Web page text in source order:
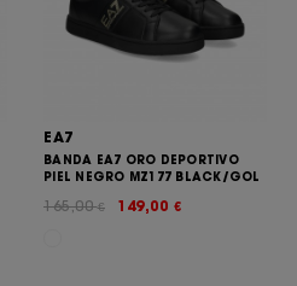
EA7
BANDA EA7 ORO DEPORTIVO
PIEL NEGRO MZ177 BLACK/GOL
149,00 €
165,00€